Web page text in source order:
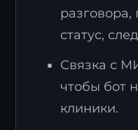
разговора,
статус,
Связка с
чтобы бот
клиники.